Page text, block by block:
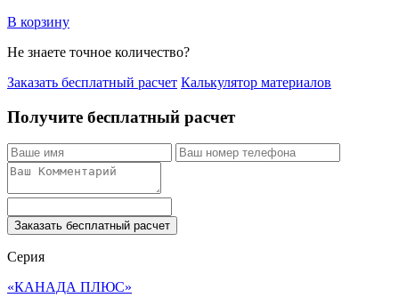
В корзину
Не знаете точное количество?
Заказать бесплатный расчет Калькулятор материалов
Получите бесплатный расчет
Заказать бесплатный расчет
Серия
«КАНАДА ПЛЮС»